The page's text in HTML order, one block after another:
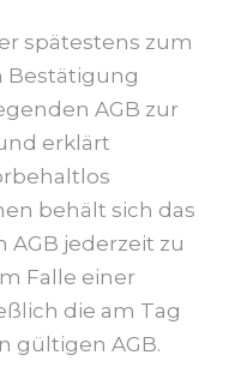
spätestens zum
Bestätigung
AGB zur
erklärt
behält sich das
AGB jederzeit zu
Falle einer
die am Tag
gültigen AGB.